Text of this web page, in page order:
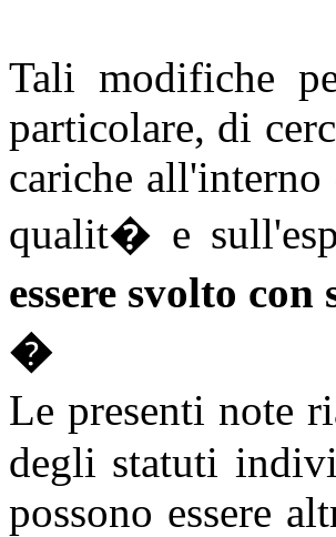
Tali modifiche
particolare, di
cariche
qualit� e
essere svolto
�
Le presenti note
degli statuti
possono essere